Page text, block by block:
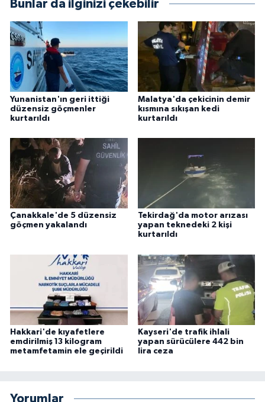
Bunlar da ilginizi çekebilir
Yunanistan'ın geri ittiği
düzensiz göçmenler
kurtarıldı
Malatya'da çekicinin demir
kısmına sıkışan kedi
kurtarıldı
Çanakkale'de 5 düzensiz
göçmen yakalandı
Tekirdağ'da motor arızası
yapan teknedeki 2 kişi
kurtarıldı
Hakkari'de kıyafetlere
emdirilmiş 13 kilogram
metamfetamin ele geçirildi
Kayseri'de trafik ihlali
yapan sürücülere 442 bin
lira ceza
Yorumlar